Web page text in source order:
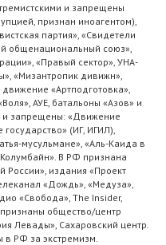
и запрещены
признан иноагентом),
партия», «Свидетели
общенациональный союз»,
«Правый сектор», УНА-
«Мизантропик дивижн»,
«Артподготовка»,
АУЕ, батальоны «Азов» и
и запрещены: «Движение
(ИГ, ИГИЛ),
мусульмане», «Аль-Каида в
В РФ признана
России», издания «Проект
«Дождь», «Медуза»,
«Свобода», The Insider,
общество/центр
Левады», Сахаровский центр.
РФ за экстремизм.